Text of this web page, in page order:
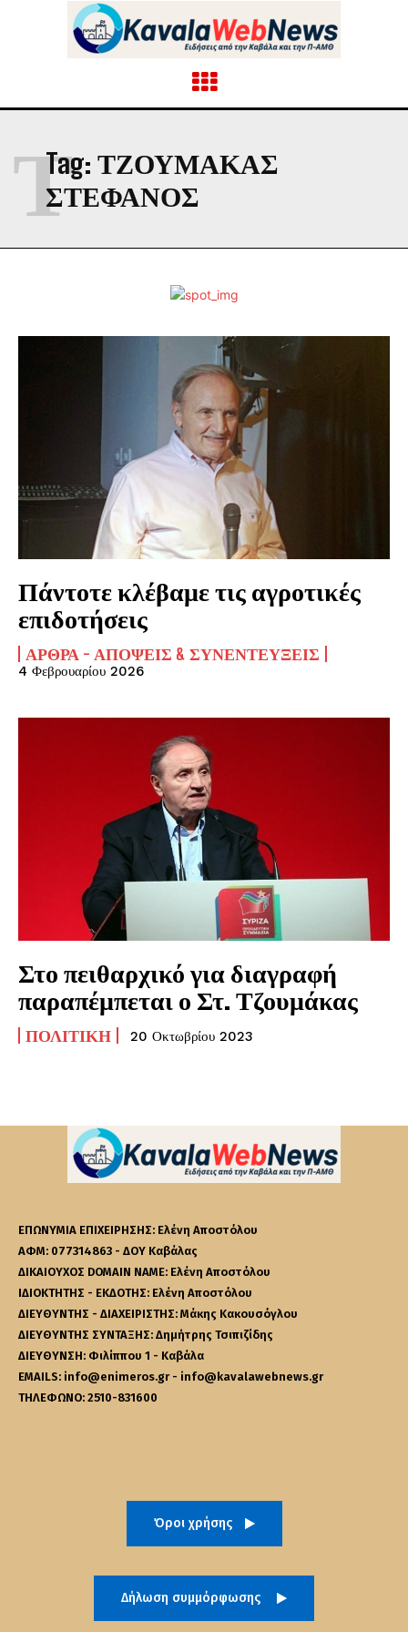
Tag: ΤΖΟΥΜΑΚΑΣ
ΣΤΕΦΑΝΟΣ
Τ
Πάντοτε κλέβαμε τις αγροτικές
επιδοτήσεις
ΆΡΘΡΑ - ΑΠΌΨΕΙΣ & ΣΥΝΕΝΤΕΎΞΕΙΣ
4 Φεβρουαρίου 2026
Στο πειθαρχικό για διαγραφή
παραπέμπεται ο Στ. Τζουμάκας
ΠΟΛΙΤΙΚΉ 20 Οκτωβρίου 2023
ΕΠΩΝΥΜΙΑ ΕΠΙΧΕΙΡΗΣΗΣ: Ελένη Αποστόλου
ΑΦΜ: 077314863 - ΔΟΥ Καβάλας
ΔΙΚΑΙΟΥΧΟΣ DOMAIN NAME: Ελένη Αποστόλου
ΙΔΙΟΚΤΗΤΗΣ - ΕΚΔΟΤΗΣ: Ελένη Αποστόλου
ΔΙΕΥΘΥΝΤΗΣ - ΔΙΑΧΕΙΡΙΣΤΗΣ: Μάκης Κακουσόγλου
ΔΙΕΥΘΥΝΤΗΣ ΣΥΝΤΑΞΗΣ: Δημήτρης Τσιπιζίδης
ΔΙΕΥΘΥΝΣΗ: Φιλίππου 1 - Καβάλα
EMAILS: info@enimeros.gr - info@kavalawebnews.gr
ΤΗΛΕΦΩΝΟ: 2510-831600
Όροι χρήσης
Δήλωση συμμόρφωσης